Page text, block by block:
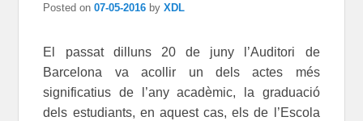
Posted on07-05-2016 byXDL
El passat dilluns 20 de juny l’Auditori de
Barcelona va acollir un dels actes més
significatius de l’any acadèmic, la graduació
dels estudiants, en aquest cas, els de l’Escola